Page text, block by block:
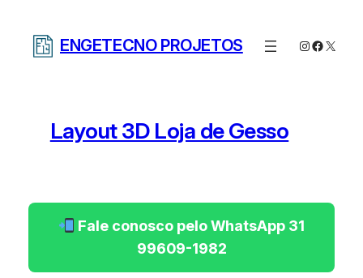
ENGETECNO PROJETOS Instagram
X
Layout 3D Loja de Gesso
Fale conosco pelo WhatsApp 31
99609-1982